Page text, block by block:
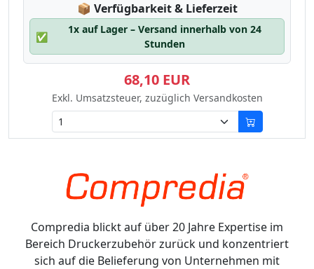
📦 Lagerstatus:
Verfügbarkeit & Lieferzeit
✅
1x auf Lager – Versand innerhalb von 24
Stunden
68,10 EUR
Exkl. Umsatzsteuer, zuzüglich Versandkosten
Compredia blickt auf über 20 Jahre Expertise im
Bereich Druckerzubehör zurück und konzentriert
sich auf die Belieferung von Unternehmen mit